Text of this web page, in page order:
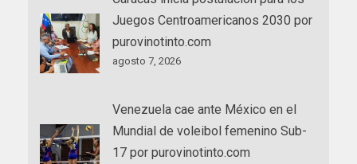
Juegos Centroamericanos 2030 por
purovinotinto.com
agosto 7, 2026
Venezuela cae ante México en el
Mundial de voleibol femenino Sub-
17 por purovinotinto.com